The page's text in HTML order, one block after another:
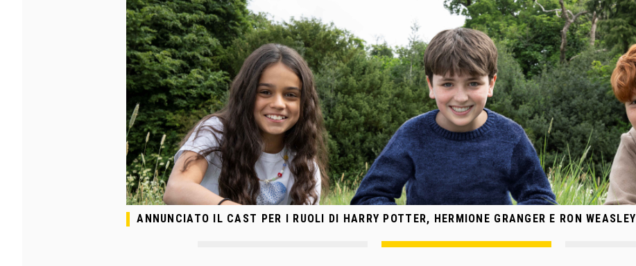
ANNUNCIATO IL CAST PER I RUOLI DI HARRY POTTER, HERMIONE GRANGER E RON WEASLEY